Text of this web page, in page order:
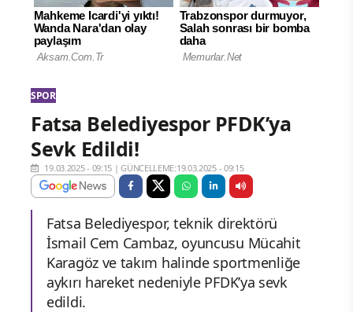
SPOR
Fatsa Belediyespor PFDK’ya
Sevk Edildi!
19.03.2025 - 09:15 |GÜNCELLEME:19.03.2025 - 09:15
Fatsa Belediyespor, teknik direktörü
İsmail Cem Cambaz, oyuncusu Mücahit
Karagöz ve takım halinde sportmenliğe
aykırı hareket nedeniyle PFDK’ya sevk
edildi.